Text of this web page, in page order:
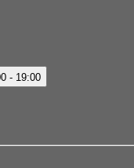
- 19:00